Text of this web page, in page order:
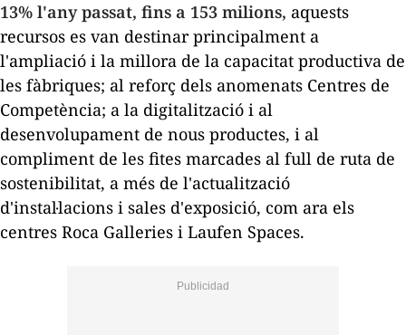
13% l'any passat, fins a 153 milions, aquests
recursos es van destinar principalment a
l'ampliació i la millora de la capacitat productiva de
les fàbriques; al reforç dels anomenats Centres de
Competència; a la digitalització i al
desenvolupament de nous productes, i al
compliment de les fites marcades al full de ruta de
sostenibilitat, a més de l'actualització
d'instal·lacions i sales d'exposició, com ara els
centres Roca Galleries i Laufen Spaces.